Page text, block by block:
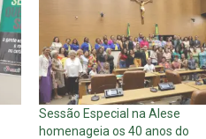
Sessão Especial na Alese
homenageia os 40 anos do